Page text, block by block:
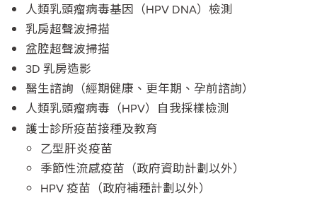
人類乳頭瘤病毒基因（HPV DNA）檢測
乳房超聲波掃描
盆腔超聲波掃描
3D 乳房造影
醫生諮詢（經期健康、更年期、孕前諮詢）
人類乳頭瘤病毒（HPV）自我採樣檢測
護士診所疫苗接種及教育
乙型肝炎疫苗
季節性流感疫苗（政府資助計劃以外）
HPV 疫苗（政府補種計劃以外）